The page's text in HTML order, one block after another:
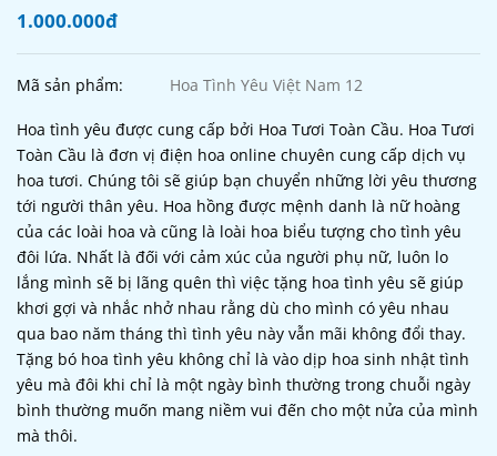
1.000.000đ
Mã sản phẩm: Hoa Tình Yêu Việt Nam 12
Hoa tình yêu được cung cấp bởi Hoa Tươi Toàn Cầu. Hoa Tươi
Toàn Cầu là đơn vị điện hoa online chuyên cung cấp dịch vụ
hoa tươi. Chúng tôi sẽ giúp bạn chuyển những lời yêu thương
tới người thân yêu. Hoa hồng được mệnh danh là nữ hoàng
của các loài hoa và cũng là loài hoa biểu tượng cho tình yêu
đôi lứa. Nhất là đối với cảm xúc của người phụ nữ, luôn lo
lắng mình sẽ bị lãng quên thì việc tặng hoa tình yêu sẽ giúp
khơi gợi và nhắc nhở nhau rằng dù cho mình có yêu nhau
qua bao năm tháng thì tình yêu này vẫn mãi không đổi thay.
Tặng bó hoa tình yêu không chỉ là vào dịp hoa sinh nhật tình
yêu mà đôi khi chỉ là một ngày bình thường trong chuỗi ngày
bình thường muốn mang niềm vui đến cho một nửa của mình
mà thôi.